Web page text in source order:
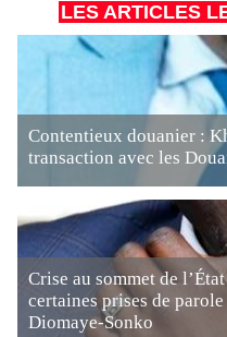
LES ARTICLES
Contentieux douanier :
transaction avec les
Crise au sommet de
certaines prises de
Diomaye-Sonko